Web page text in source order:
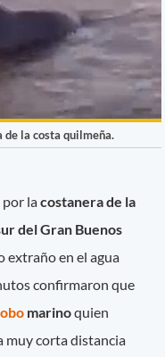
de la costa quilmeña.
por lacostanera de la
del Gran Buenos
en el agua
confirmaron que
marinoquien
muy corta distancia